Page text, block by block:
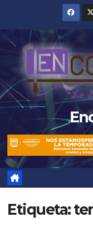
contenido
Etiqueta: